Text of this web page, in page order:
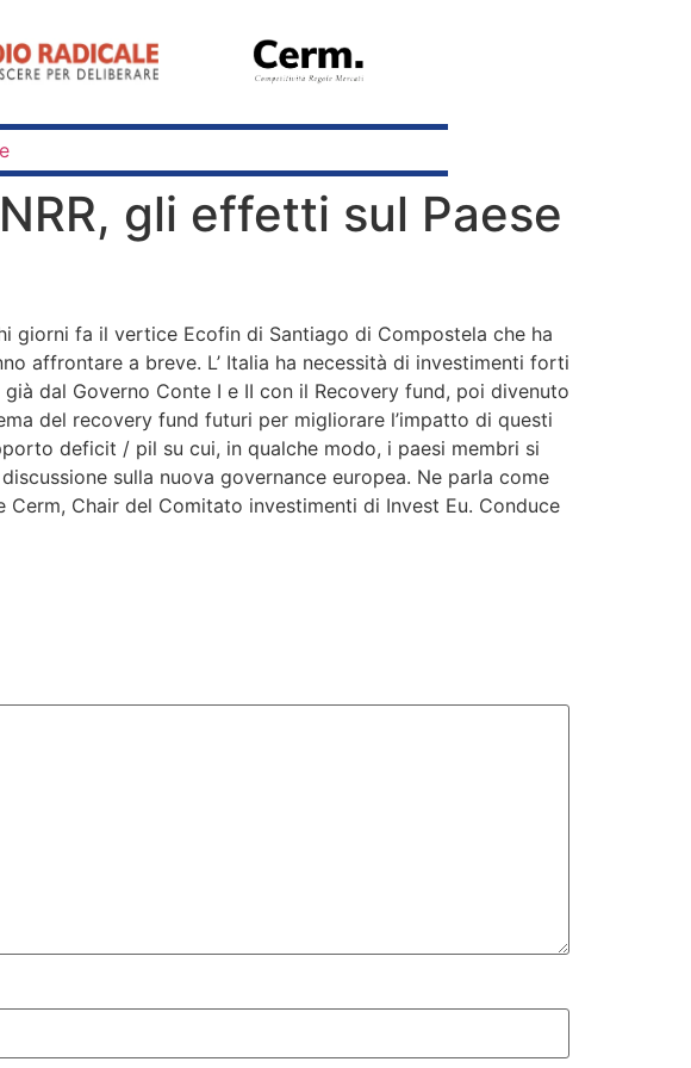
gli effetti sul Paese
fa il vertice Ecofin di Santiago di Compostela che ha
affrontare a breve. L’ Italia ha necessità di investimenti forti
dal Governo Conte I e II con il Recovery fund, poi divenuto
del recovery fund futuri per migliorare l’impatto di questi
deficit / pil su cui, in qualche modo, i paesi membri si
sulla nuova governance europea. Ne parla come
Chair del Comitato investimenti di Invest Eu. Conduce